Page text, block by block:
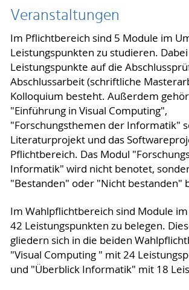
Veranstaltungen
Im Pflichtbereich sind 5 Module im
Leistungspunkten zu studieren.
Leistungspunkte auf die
Abschlussarbeit (schriftliche
Kolloquium besteht. Außerdem
"Einführung in Visual Computing",
"Forschungsthemen der Informatik"
Literaturprojekt und das
Pflichtbereich. Das Modul
Informatik" wird nicht benotet,
"Bestanden" oder "Nicht bestanden"
Im Wahlpflichtbereich sind Module
42 Leistungspunkten zu belegen.
gliedern sich in die beiden
"Visual Computing " mit 24
und "Überblick Informatik" mit 18